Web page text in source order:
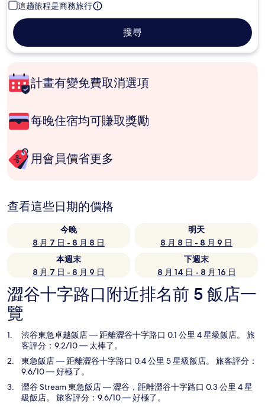
這趟旅程是商務旅行
搜尋
計畫有變免費取消選項
每晚住宿均可賺取獎勵
用會員價省更多
查看這些日期的價格
今晚
8 月 7 日 - 8 月 8 日
明天
8 月 8 日 - 8 月 9 日
本週末
8 月 7 日 - 8 月 9 日
下週末
8 月 14 日 - 8 月 16 日
澀谷十字路口附近排名前 5 飯店一
覽
渋谷東急卓越飯店— 距離澀谷十字路口 0.1 公里 4 星級飯店。 旅
客評分：9.2/10 — 太棒了。
東急飯店— 距離澀谷十字路口 0.4 公里 5 星級飯店。 旅客評分：
9.6/10 — 好極了。
澀谷 Stream 東急飯店— 澀谷，距離澀谷十字路口 0.3 公里 4 星
級飯店。 旅客評分：9.6/10 — 好極了。